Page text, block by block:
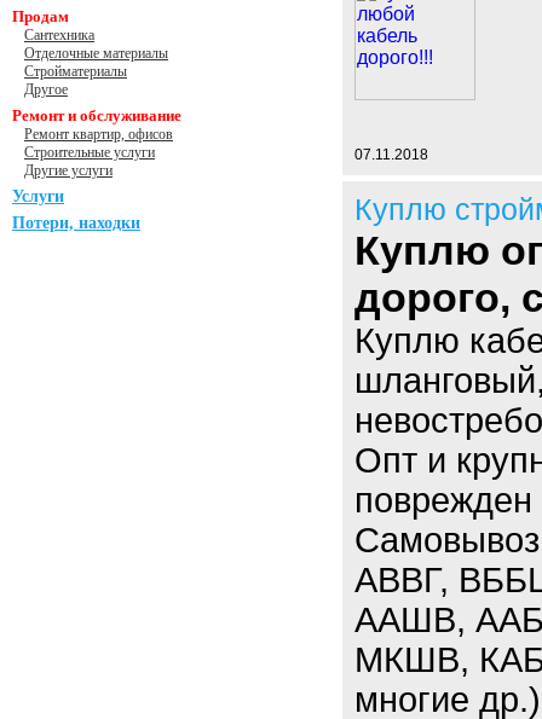
Продам
Сантехника
Отделочные материалы
Стройматериалы
Другое
Ремонт и обслуживание
Ремонт квартир, офисов
Строительные услуги
Другие услуги
Услуги
Потери, находки
07.11.2018
Куплю
Куплю
дорого,
Куплю
Опт и
поврежден
АВВГ,
ААШВ,
МКШВ,
многие